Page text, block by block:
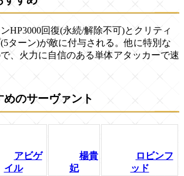
HP3000回復(永続/解除不可)とクリティ
ターン)が敵に付与される。他に特別な
、火力に自信のある単体アタッカーで速
のサーヴァント
アビゲ
イル
楊貴
妃
ロビンフ
ッド